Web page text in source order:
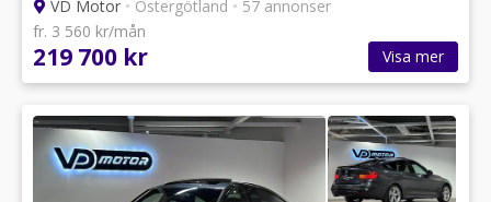
VD Motor • Östergötland • 57 annonser
fr. 3 560 kr/mån
219 700 kr Visa mer